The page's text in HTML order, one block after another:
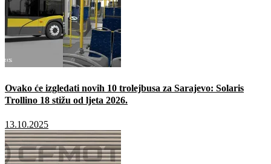
Ovako će izgledati novih 10 trolejbusa za Sarajevo: Solaris
Trollino 18 stižu od ljeta 2026.
13.10.2025